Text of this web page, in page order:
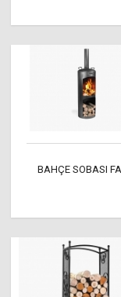
BAHÇE SOBASI